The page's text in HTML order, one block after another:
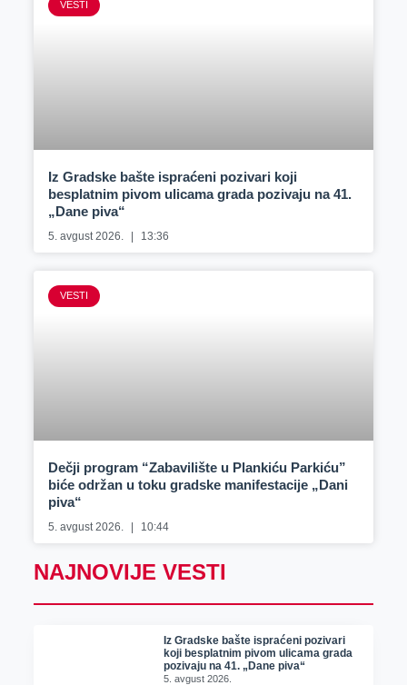
VESTI
Iz Gradske bašte ispraćeni pozivari koji
besplatnim pivom ulicama grada pozivaju na 41.
„Dane piva“
5. avgust 2026. 13:36
VESTI
Dečji program “Zabavilište u Plankiću Parkiću”
biće održan u toku gradske manifestacije „Dani
piva“
5. avgust 2026. 10:44
NAJNOVIJE VESTI
Iz Gradske bašte ispraćeni pozivari
koji besplatnim pivom ulicama grada
pozivaju na 41. „Dane piva“
5. avgust 2026.